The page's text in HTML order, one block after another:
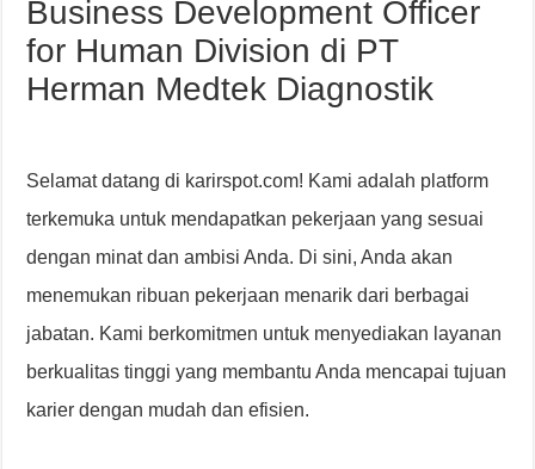
Business Development Officer
for Human Division di PT
Herman Medtek Diagnostik
Selamat datang di karirspot.com! Kami adalah platform
terkemuka untuk mendapatkan pekerjaan yang sesuai
dengan minat dan ambisi Anda. Di sini, Anda akan
menemukan ribuan pekerjaan menarik dari berbagai
jabatan. Kami berkomitmen untuk menyediakan layanan
berkualitas tinggi yang membantu Anda mencapai tujuan
karier dengan mudah dan efisien.